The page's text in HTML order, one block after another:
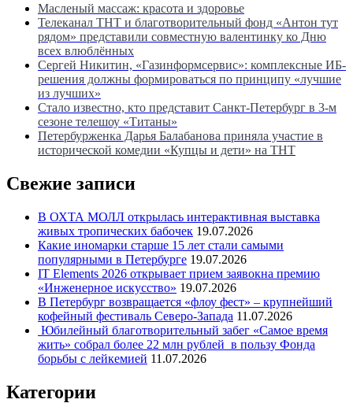
Масленый массаж: красота и здоровье
Телеканал ТНТ и благотворительный фонд «Антон тут
рядом» представили совместную валентинку ко Дню
всех влюблённых
Сергей Никитин, «Газинформсервис»: комплексные ИБ-
решения должны формироваться по принципу «лучшие
из лучших»
Стало известно, кто представит Санкт-Петербург в 3-м
сезоне телешоу «Титаны»
Петербурженка Дарья Балабанова приняла участие в
исторической комедии «Купцы и дети» на ТНТ
Свежие записи
В ОХТА МОЛЛ открылась интерактивная выставка
живых тропических бабочек 19.07.2026
Какие иномарки старше 15 лет стали самыми
популярными в Петербурге 19.07.2026
IT Elements 2026 открывает прием заявокна премию
«Инженерное искусство» 19.07.2026
В Петербург возвращается «флоу фест» – крупнейший
кофейный фестиваль Северо-Запада 11.07.2026
Юбилейный благотворительный забег «Самое время
жить» собрал более 22 млн рублей в пользу Фонда
борьбы с лейкемией 11.07.2026
Категории